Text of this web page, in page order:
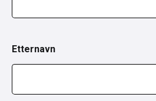
Etternavn